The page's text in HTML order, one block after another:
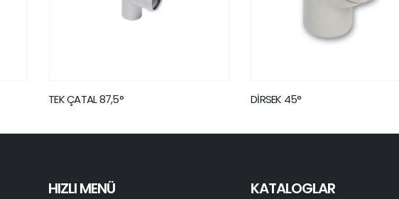
DİRSEK 45° REDÜKSİYON
HIZLI MENÜ KATALOGLAR